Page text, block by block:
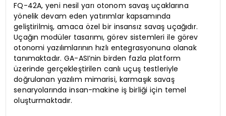
FQ-42A, yeni nesil yarı otonom savaş uçaklarına
yönelik devam eden yatırımlar kapsamında
geliştirilmiş, amaca özel bir insansız savaş uçağıdır.
Uçağın modüler tasarımı, görev sistemleri ile görev
otonomi yazılımlarının hızlı entegrasyonuna olanak
tanımaktadır. GA-ASI’nin birden fazla platform
üzerinde gerçekleştirilen canlı uçuş testleriyle
doğrulanan yazılım mimarisi, karmaşık savaş
senaryolarında insan-makine iş birliği için temel
oluşturmaktadır.